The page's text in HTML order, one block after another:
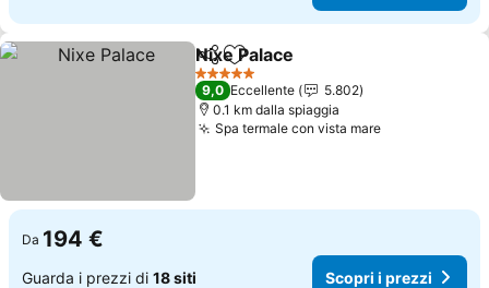
CondividiAggiungi ai preferiti
Nixe Palace
5 Stelle
9,0 Eccellente
5.802
0.1 km dalla spiaggia
Spa termale con vista mareScopri i
Da 194 €
Guarda i prezzi di 18 siti Scopri i prezzi